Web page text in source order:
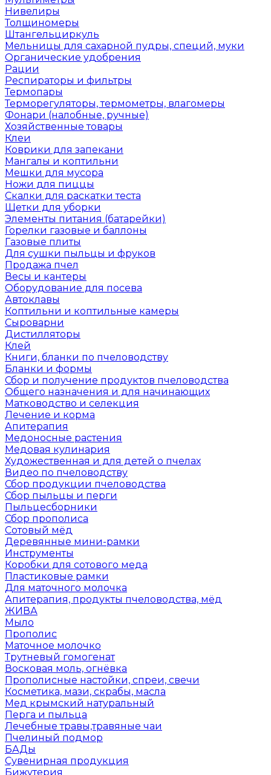
Нивелиры
Толщиномеры
Штангельциркуль
Мельницы для сахарной пудры, специй, муки
Органические удобрения
Рации
Респираторы и фильтры
Термопары
Терморегуляторы, термометры, влагомеры
Фонари (налобные, ручные)
Хозяйственные товары
Клеи
Коврики для запекани
Мангалы и коптильни
Мешки для мусора
Ножи для пиццы
Скалки для раскатки теста
Щетки для уборки
Элементы питания (батарейки)
Горелки газовые и баллоны
Газовые плиты
Для сушки пыльцы и фруков
Продажа пчел
Весы и кантеры
Оборудование для посева
Автоклавы
Коптильни и коптильные камеры
Сыроварни
Дистилляторы
Клей
Книги, бланки по пчеловодству
Бланки и формы
Сбор и получение продуктов пчеловодства
Общего назначения и для начинающих
Матководство и селекция
Лечение и корма
Апитерапия
Медоносные растения
Медовая кулинария
Художественная и для детей о пчелах
Видео по пчеловодству
Сбор продукции пчеловодства
Сбор пыльцы и перги
Пыльцесборники
Сбор прополиса
Сотовый мёд
Деревянные мини-рамки
Инструменты
Коробки для сотового меда
Пластиковые рамки
Для маточного молочка
Апитерапия, продукты пчеловодства, мёд
ЖИВА
Мыло
Прополис
Маточное молочко
Трутневый гомогенат
Восковая моль, огнёвка
Прополисные настойки, спреи, свечи
Косметика, мази, скрабы, масла
Мед крымский натуральный
Перга и пыльца
Лечебные травы,травяные чаи
Пчелиный подмор
БАДы
Сувенирная продукция
Бижутерия